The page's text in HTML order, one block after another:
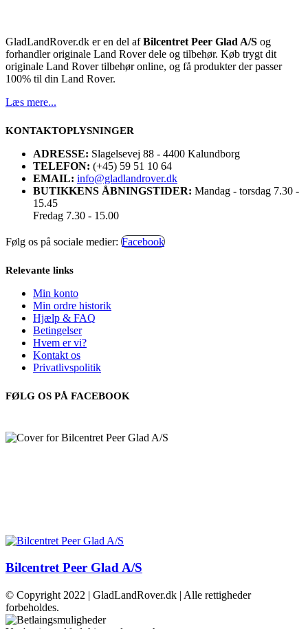
GladLandRover.dk er en del afBilcentret Peer Glad A/S og
forhandler originale Land Rover dele og tilbehør. Køb trygt dit
originale Land Rover tilbehør online, og få produkter der passer
100% til din Land Rover.
Læs mere...
KONTAKTOPLYSNINGER
ADRESSE: Slagelsevej 88 - 4400 Kalundborg
TELEFON: (+45) 59 51 10 64
EMAIL: info@gladlandrover.dk
BUTIKKENS ÅBNINGSTIDER: Mandag - torsdag 7.30 -
15.45
Fredag 7.30 - 15.00
Følg os på sociale medier: Facebook
Relevante links
Min konto
Min ordre historik
Hjælp & FAQ
Betingelser
Hvem er vi?
Kontakt os
Privatlivspolitik
FØLG OS PÅ FACEBOOK
Bilcentret Peer Glad A/S
© Copyright 2022 | GladLandRover.dk | Alle rettigheder
forbeholdes.